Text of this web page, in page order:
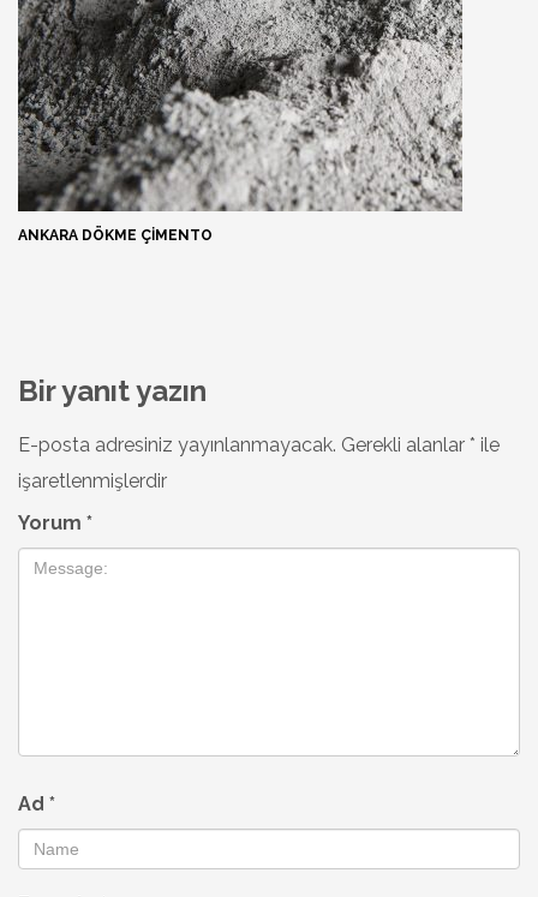
ANKARA DÖKME ÇIMENTO
Bir yanıt yazın
E-posta adresiniz yayınlanmayacak. Gerekli alanlar * ile
işaretlenmişlerdir
Yorum *
Ad *